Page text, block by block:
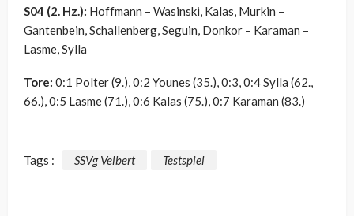
S04 (2. Hz.): Hoffmann – Wasinski, Kalas, Murkin –
Gantenbein, Schallenberg, Seguin, Donkor – Karaman –
Lasme, Sylla
Tore: 0:1 Polter (9.), 0:2 Younes (35.), 0:3, 0:4 Sylla (62.,
66.), 0:5 Lasme (71.), 0:6 Kalas (75.), 0:7 Karaman (83.)
Tags : SSVg Velbert Testspiel